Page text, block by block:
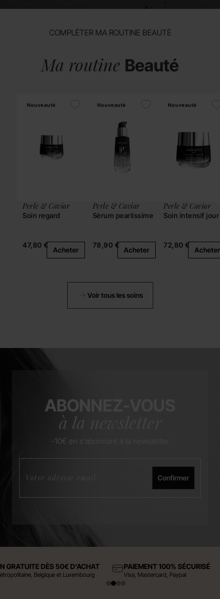
COMPLÉTER MA ROUTINE BEAUTÉ
Ma routine Beauté
Nouveauté
Perle & Caviar
Soin regard
47,80 €
Acheter
Nouveauté
Perle & Caviar
Sérum pearlissime
78,90 €
Acheter
Nouveauté
Perle & Caviar
Soin intensif jour
72,80 €
Acheter
Voir tous les soins
ABONNEZ-VOUS
à la newsletter
-10€ en s’abonnant à la newsletter
Confirmer
GRATUITE DÈS 50€ D'ACHAT
Belgique et Luxembourg
PAIEMENT 100% SÉCURISÉ
Visa, Mastercard, Paypal